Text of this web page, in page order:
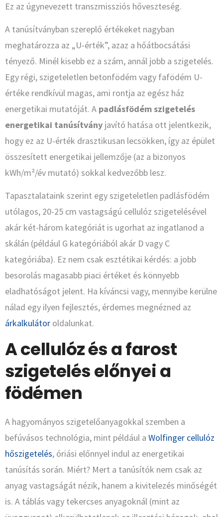
Ez az úgynevezett transzmissziós hőveszteség.
A tanúsítványban szereplő értékeket nagyban
meghatározza az „U-érték”, azaz a hőátbocsátási
tényező. Minél kisebb ez a szám, annál jobb a szigetelés.
Egy régi, szigeteletlen betonfödém vagy fafödém U-
értéke rendkívül magas, ami rontja az egész ház
energetikai mutatóját. A padlásfödém szigetelés
energetikai tanúsítvány javító hatása ott jelentkezik,
hogy ez az U-érték drasztikusan lecsökken, így az épület
összesített energetikai jellemzője (az a bizonyos
kWh/m²/év mutató) sokkal kedvezőbb lesz.
Tapasztalataink szerint egy szigeteletlen padlásfödém
utólagos, 20-25 cm vastagságú cellulóz szigetelésével
akár két-három kategóriát is ugorhat az ingatlanod a
skálán (például G kategóriából akár D vagy C
kategóriába). Ez nem csak esztétikai kérdés: a jobb
besorolás magasabb piaci értéket és könnyebb
eladhatóságot jelent. Ha kíváncsi vagy, mennyibe kerülne
nálad egy ilyen fejlesztés, érdemes megnézned az
árkalkulátor oldalunkat.
A cellulóz és a farost
szigetelés előnyei a
födémen
A hagyományos szigetelőanyagokkal szemben a
befúvásos technológia, mint például a Wolfinger cellulóz
hőszigetelés, óriási előnnyel indul az energetikai
tanúsítás során. Miért? Mert a tanúsítók nem csak az
anyag vastagságát nézik, hanem a kivitelezés minőségét
is. A táblás vagy tekercses anyagoknál (mint az